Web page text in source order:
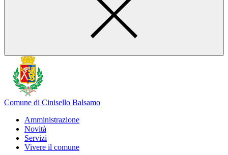
Comune di Cinisello Balsamo
Amministrazione
Novità
Servizi
Vivere il comune